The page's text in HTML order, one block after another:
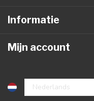
Informatie
Mijn account